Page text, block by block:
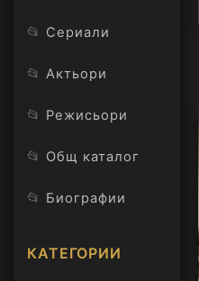
📂 Сериали
📂 Актьори
📂 Режисьори
📂 Общ каталог
📂 Биографии
КАТЕГОРИИ